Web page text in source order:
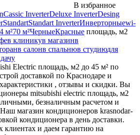
В избранное
Cassic InverterDeluxe InverterDesing
StandartStandart InverterИнверторныеwi-
м²70 м²ЧерныеКрасные площадь, м2
в клиникув магазинв
в салонв спальнюв студиюдля
Electric площадь, м2 до 45 м² по
доставкой по Краснодаре и
, отзывы и скидки. Вы
mitsubishi electric площадь, м2
безналичным расчетом и
магазин кондиционеров krasnodar-
кондиционера в день доставки.
и даем гарантию на